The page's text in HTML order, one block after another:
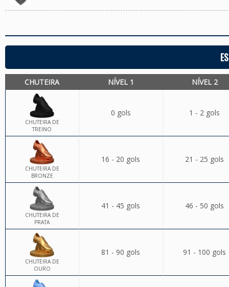
CHUTEIRA NÍVEL 1 NÍVEL 2
CHUTEIRA DE
TREINO
0 gols 1 - 2 gols
CHUTEIRA DE
BRONZE
16 - 20 gols 21 - 25 gols
CHUTEIRA DE
PRATA
41 - 45 gols 46 - 50 gols
CHUTEIRA DE
OURO
81 - 90 gols 91 - 100 gols